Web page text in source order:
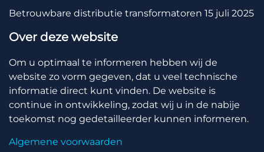
Betrouwbare distributie transformatoren 15 juli 2025
Over deze website
Om u optimaal te informeren hebben wij de
website zo vorm gegeven, dat u veel technische
informatie direct kunt vinden. De website is
continue in ontwikkeling, zodat wij u in de nabije
toekomst nog gedetailleerder kunnen informeren.
Algemene voorwaarden